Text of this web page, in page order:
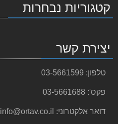
קטגוריות נבחרות
יצירת קשר
טלפון: 03-5661599
פקס': 03-5661688
דואר אלקטרוני: info@ortav.co.il